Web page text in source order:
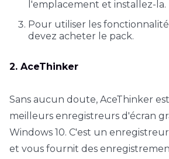
l'emplacement et installez-la.
Pour utiliser les
devez acheter le pack.
2. AceThinker
Sans aucun doute, AceThinker
meilleurs enregistreurs d'écran
Windows 10. C'est un
et vous fournit des